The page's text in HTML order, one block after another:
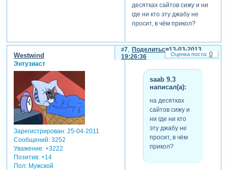
десятках сайтов сижу и ни
где ни кто эту джабу не
просит, в чём прикол?
Поделиться
7
13-03-2013
19:26:36
Westwind
Энтузиаст
Зарегистрирован: 25-04-2011
Сообщений:3252
Уважение: +3222
Позитив: +14
Пол:Мужской
saab 9.3
написал(а):
на десятках
сайтов сижу и
ни где ни кто
эту джабу не
просит, в чём
прикол?
0